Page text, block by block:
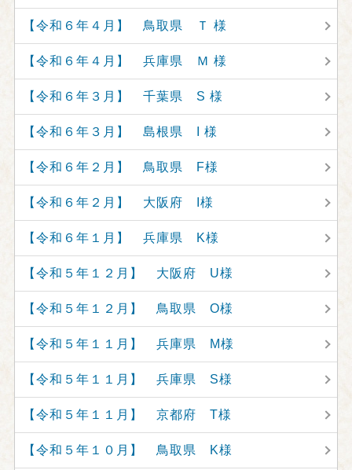
【令和６年４月】 鳥取県 Ｔ 様
【令和６年４月】 兵庫県 Ｍ 様
【令和６年３月】 千葉県 S 様
【令和６年３月】 島根県 I 様
【令和６年２月】 鳥取県 F様
【令和６年２月】 大阪府 I様
【令和６年１月】 兵庫県 K様
【令和５年１２月】 大阪府 U様
【令和５年１２月】 鳥取県 O様
【令和５年１１月】 兵庫県 M様
【令和５年１１月】 兵庫県 S様
【令和５年１１月】 京都府 T様
【令和５年１０月】 鳥取県 K様